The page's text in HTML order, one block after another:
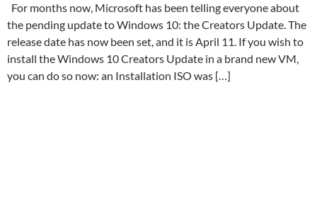
For months now, Microsoft has been telling everyone about
the pending update to Windows 10: the Creators Update. The
release date has now been set, and it is April 11. If you wish to
install the Windows 10 Creators Update in a brand new VM,
you can do so now: an Installation ISO was […]